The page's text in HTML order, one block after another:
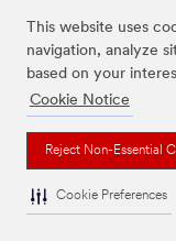
This website uses
navigation, analyze
based on your
Cookie Notice
Reject Non-Essential
Cookie Preferences